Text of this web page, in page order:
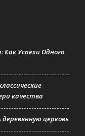
Как Успехи Одного
качества
церковь